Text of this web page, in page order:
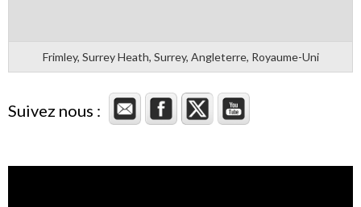
Frimley, Surrey Heath, Surrey, Angleterre, Royaume-Uni
Suivez nous :